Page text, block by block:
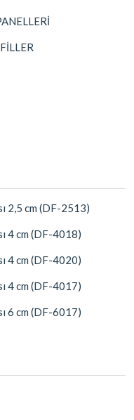
2,5 cm (DF-2513)
4 cm (DF-4018)
4 cm (DF-4020)
4 cm (DF-4017)
6 cm (DF-6017)